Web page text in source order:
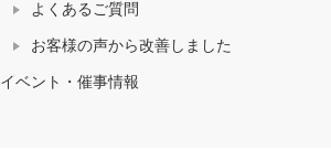
よくあるご質問
お客様の声から改善しました
イベント・催事情報